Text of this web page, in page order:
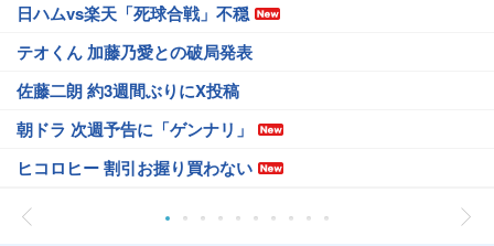
日ハムvs楽天「死球合戦」不穏
テオくん 加藤乃愛との破局発表
佐藤二朗 約3週間ぶりにX投稿
朝ドラ 次週予告に「ゲンナリ」
ヒコロヒー 割引お握り買わない